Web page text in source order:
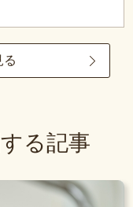
る
る記事